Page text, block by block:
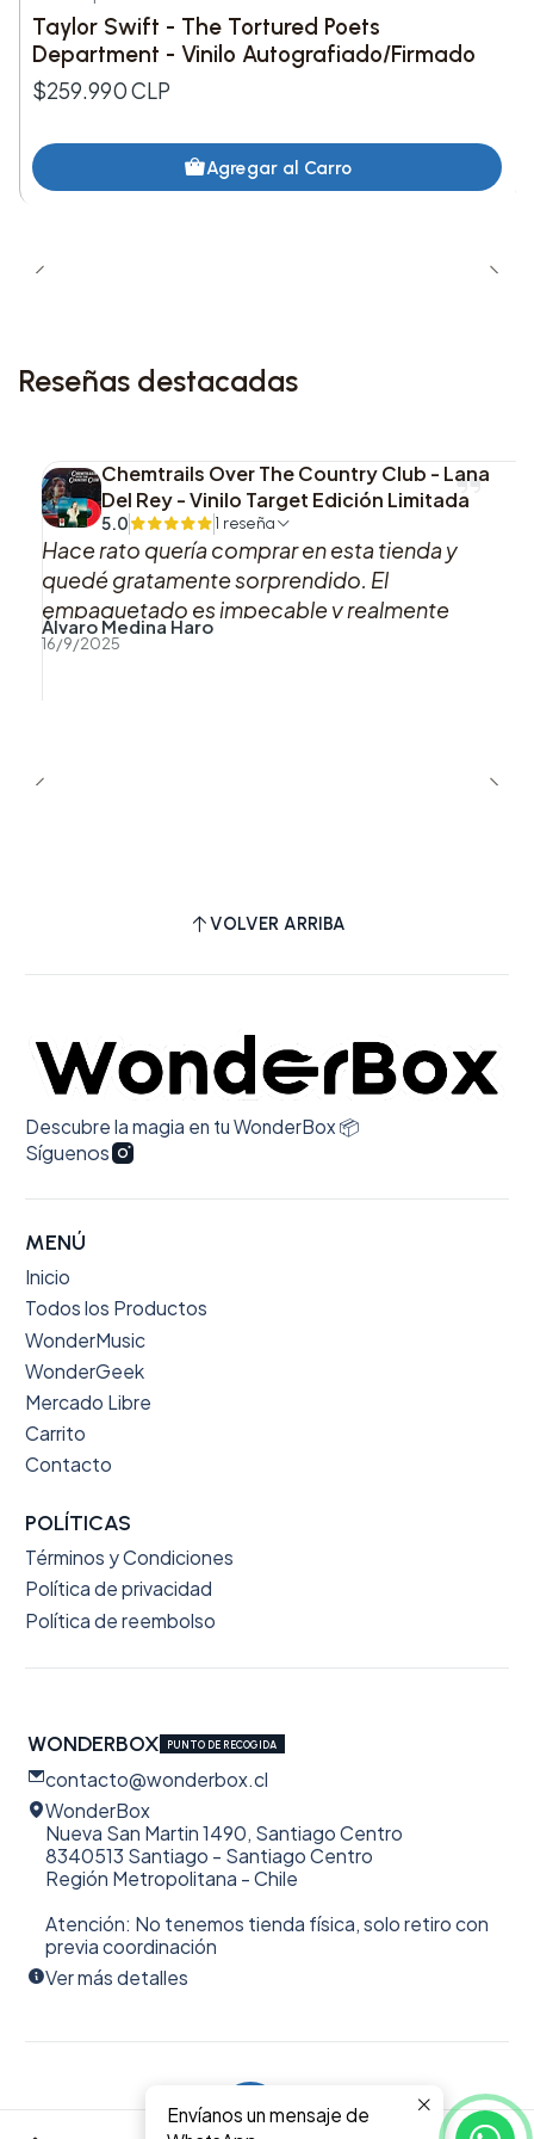
0
Una edición breve, visualmente sólida y con
contenido puntual: ideal para sumar una variante
dentro de una colección de CD singles,
manteniendo un formato sencillo y de fácil
Nuevo
Taylor Swift - The Tortured Poets
Department - Vinilo Autografiado/Firmado
$259.990 CLP
Agregar al Carro
Reseñas destacadas
Chemtrails Over The Country Club - Lana
Del Rey - Vinilo Target Edición Limitada
5.0 1 reseña
Hace rato quería comprar en esta tienda y
quedé gratamente sorprendido. El
empaquetado es impecable y realmente
marca la diferencia. Definitivamente volveré
Álvaro Medina Haro
16/9/2025
VOLVER ARRIBA
Descubre la magia en tu WonderBox 📦
Síguenos
MENÚ
Inicio
Todos los Productos
WonderMusic
WonderGeek
Mercado Libre
Carrito
Contacto
POLÍTICAS
Términos y Condiciones
Política de privacidad
Política de reembolso
WONDERBOX PUNTO DE RECOGIDA
contacto@wonderbox.cl
WonderBox
Nueva San Martin 1490, Santiago Centro
8340513 Santiago - Santiago Centro
Región Metropolitana - Chile
Atención: No tenemos tienda física, solo retiro con
previa coordinación
Ver más detalles
2026 WonderBox.Envíanos un mensaje de